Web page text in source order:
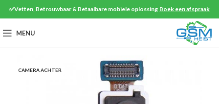
✅Vetten, Betrouwbaar & Betaalbare mobiele oplossing Boek een afspraak
MENU
CAMERA ACHTER